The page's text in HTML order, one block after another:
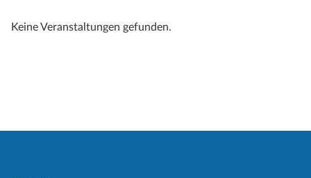
Keine Veranstaltungen gefunden.